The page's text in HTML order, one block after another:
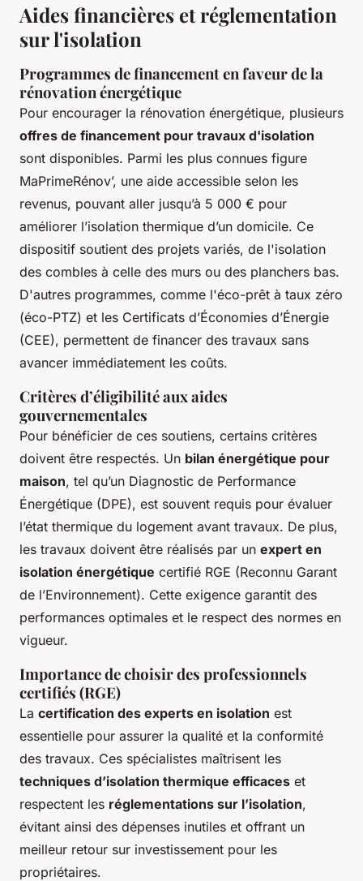
Aides financières et réglementation
sur l'isolation
Programmes de financement en faveur de la
rénovation énergétique
Pour encourager la rénovation énergétique, plusieurs
offres de financement pour travaux d'isolation
sont disponibles. Parmi les plus connues figure
MaPrimeRénov’, une aide accessible selon les
revenus, pouvant aller jusqu’à 5 000 € pour
améliorer l’isolation thermique d’un domicile. Ce
dispositif soutient des projets variés, de l'isolation
des combles à celle des murs ou des planchers bas.
D'autres programmes, comme l'éco-prêt à taux zéro
(éco-PTZ) et les Certificats d’Économies d’Énergie
(CEE), permettent de financer des travaux sans
avancer immédiatement les coûts.
Critères d’éligibilité aux aides
gouvernementales
Pour bénéficier de ces soutiens, certains critères
doivent être respectés. Un bilan énergétique pour
maison, tel qu’un Diagnostic de Performance
Énergétique (DPE), est souvent requis pour évaluer
l’état thermique du logement avant travaux. De plus,
les travaux doivent être réalisés par un expert en
isolation énergétique certifié RGE (Reconnu Garant
de l’Environnement). Cette exigence garantit des
performances optimales et le respect des normes en
vigueur.
Importance de choisir des professionnels
certifiés (RGE)
La certification des experts en isolation est
essentielle pour assurer la qualité et la conformité
des travaux. Ces spécialistes maîtrisent les
techniques d’isolation thermique efficaces et
respectent les réglementations sur l’isolation,
évitant ainsi des dépenses inutiles et offrant un
meilleur retour sur investissement pour les
propriétaires.